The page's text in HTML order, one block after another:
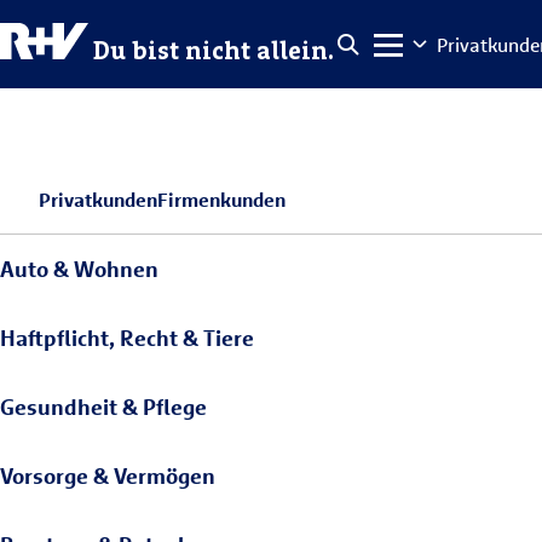
Du bist nicht allein.
PrivatkundenFirmenkunden
Auto & Wohnen
Haftpflicht, Recht & Tiere
Gesundheit & Pflege
Vorsorge & Vermögen